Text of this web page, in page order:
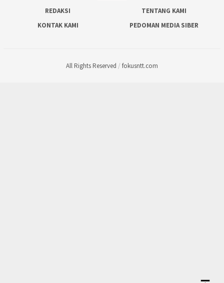
REDAKSI
TENTANG KAMI
KONTAK KAMI
PEDOMAN MEDIA SIBER
All Rights Reserved / fokusntt.com